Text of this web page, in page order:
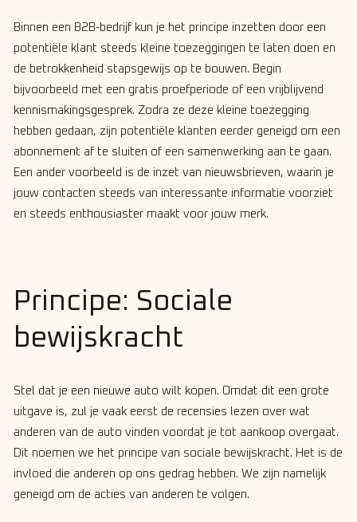
Binnen een B2B-bedrijf kun je het principe inzetten door een
potentiële klant steeds kleine toezeggingen te laten doen en
de betrokkenheid stapsgewijs op te bouwen. Begin
bijvoorbeeld met een gratis proefperiode of een vrijblijvend
kennismakingsgesprek. Zodra ze deze kleine toezegging
hebben gedaan, zijn potentiële klanten eerder geneigd om een
abonnement af te sluiten of een samenwerking aan te gaan.
Een ander voorbeeld is de inzet van nieuwsbrieven, waarin je
jouw contacten steeds van interessante informatie voorziet
en steeds enthousiaster maakt voor jouw merk.
Principe: Sociale
bewijskracht
Stel dat je een nieuwe auto wilt kopen. Omdat dit een grote
uitgave is, zul je vaak eerst de recensies lezen over wat
anderen van de auto vinden voordat je tot aankoop overgaat.
Dit noemen we het principe van sociale bewijskracht. Het is de
invloed die anderen op ons gedrag hebben. We zijn namelijk
geneigd om de acties van anderen te volgen.